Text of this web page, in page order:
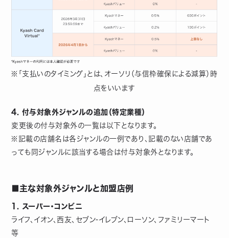
※「支払いのタイミング」とは、オーソリ（与信枠確保による減算）時
点をいいます
4. 付与対象外ジャンルの追加（特定業種）
変更後の付与対象外の一覧は以下となります。
※記載の店舗名は各ジャンルの一例であり、記載のない店舗であ
っても同ジャンルに該当する場合は付与対象外となります。
■主な対象外ジャンルと加盟店例
1. スーパー・コンビニ
ライフ、イオン、西友、セブン-イレブン、ローソン、ファミリーマート
等